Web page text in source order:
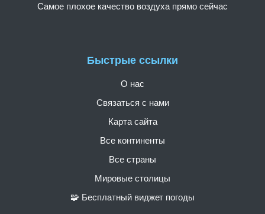
Быстрые ссылки
О нас
Связаться с нами
Карта сайта
Все континенты
Все страны
Мировые столицы
🧩 Бесплатный виджет погоды
Самое плохое качество воздуха прямо сейчас